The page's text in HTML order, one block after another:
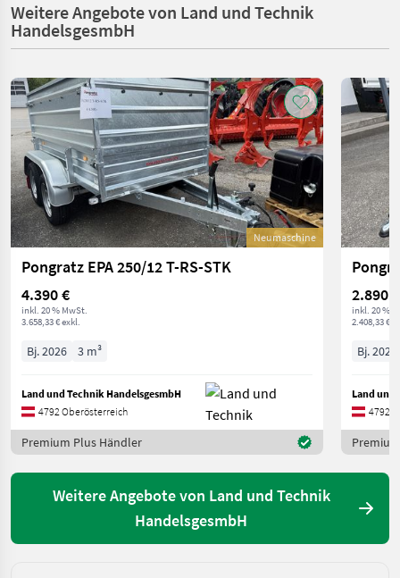
Weitere Angebote von Land und Technik
HandelsgesmbH
Neumaschine
Pongratz EPA 250/12 T-RS-STK
4.390 €
inkl. 20 % MwSt.
3.658,33 € exkl.
Bj. 2026 3 m³
Land und Technik HandelsgesmbH
4792 Oberösterreich
Premium Plus Händler
2.890 €
inkl. 20 %
2.408,33 €
Bj. 2026
Land und
4792
Weitere Angebote von Land und Technik
HandelsgesmbH